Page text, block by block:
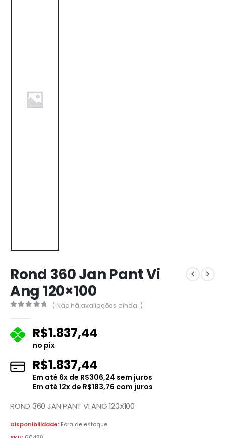
Rond 360 Jan Pant Vi
Ang 120×100
( Não há avaliações ainda. )
R$1.837,44
no pix
R$1.837,44
Em até 6x de R$306,24 sem juros
Em até 12x de R$183,76 com juros
ROND 360 JAN PANT VI ANG 120X100
Disponibilidade: Fora de estoque